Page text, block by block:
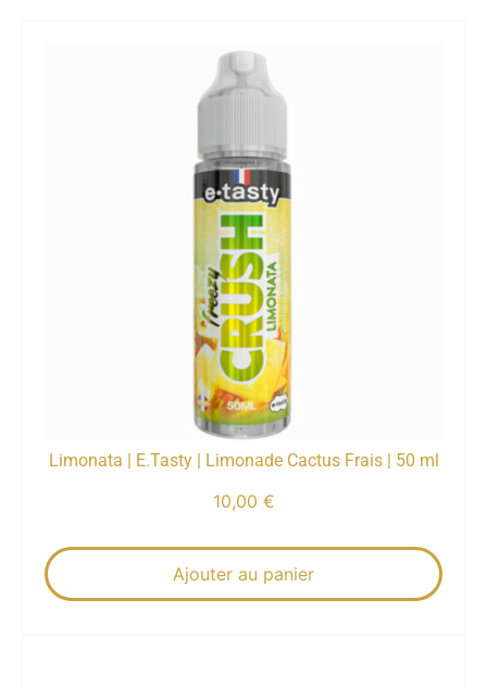
Limonata | E.Tasty | Limonade Cactus Frais | 50 ml
10,00 €
Ajouter au panier